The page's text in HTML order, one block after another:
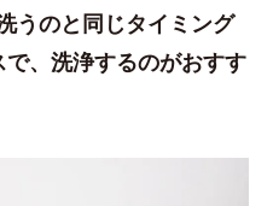
うのと同じタイミング
、洗浄するのがおすす